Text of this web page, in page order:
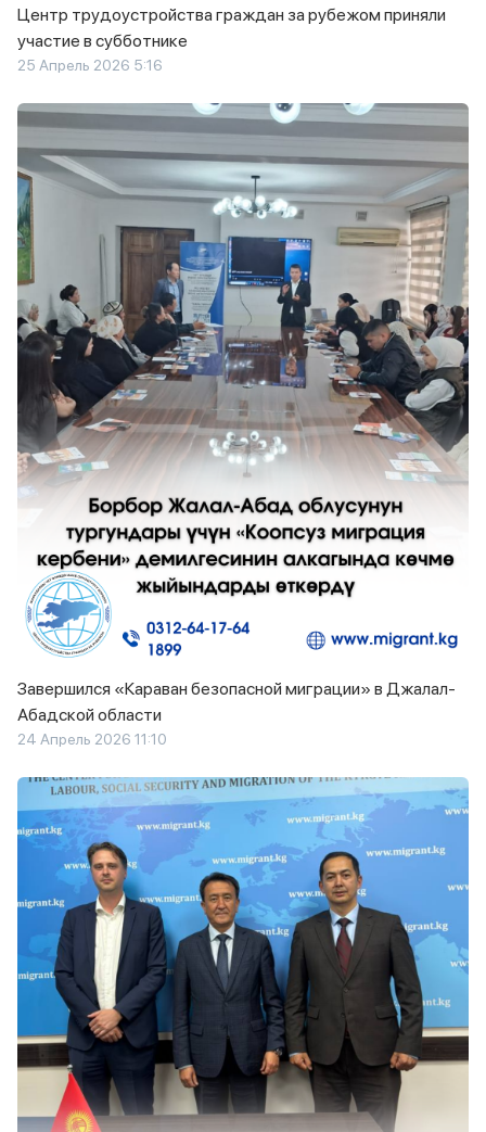
Центр трудоустройства граждан за рубежом приняли
участие в субботнике
25 Апрель 2026 5:16
Завершился «Караван безопасной миграции» в Джалал-
Абадской области
24 Апрель 2026 11:10